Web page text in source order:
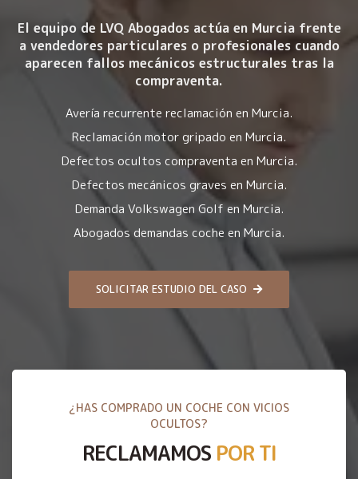
El equipo de LVQ Abogados actúa en Murcia frente
a vendedores particulares o profesionales cuando
aparecen fallos mecánicos estructurales tras la
compraventa.
Avería recurrente reclamación en Murcia.
Reclamación motor gripado en Murcia.
Defectos ocultos compraventa en Murcia.
Defectos mecánicos graves en Murcia.
Demanda Volkswagen Golf en Murcia.
Abogados demandas coche en Murcia.
SOLICITAR ESTUDIO DEL CASO
¿HAS COMPRADO UN COCHE CON VICIOS
OCULTOS?
RECLAMAMOS POR TI